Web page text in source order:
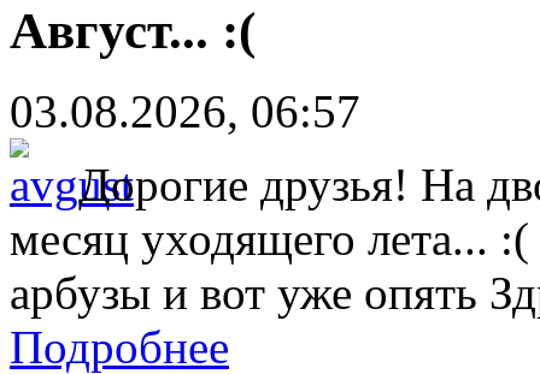
Август... :(
03.08.2026, 06:57
Дорогие друзья! На
месяц уходящего лета...
арбузы и вот уже опять
Подробнее